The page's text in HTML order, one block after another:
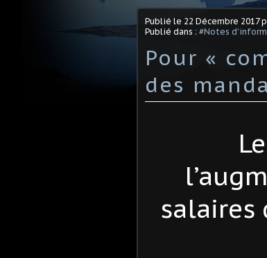
Publié le 22 Décembre 2017
Publié dans : #Notes
Pour «
des
salaires